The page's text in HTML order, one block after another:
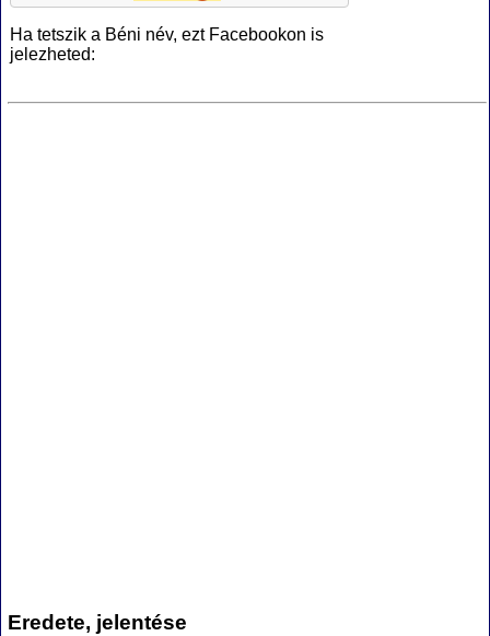
Ha tetszik a Béni név, ezt Facebookon is
jelezheted:
Eredete, jelentése